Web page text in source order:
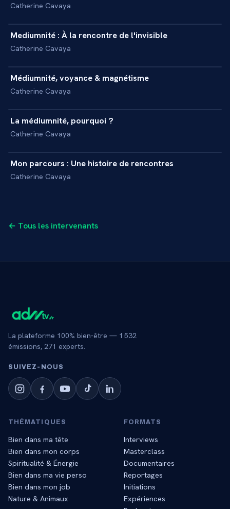
Catherine Cavaya
REPORTAGE
Mediumnité : À la rencontre de l'invisible
Catherine Cavaya
INTERVIEW
Médiumnité, voyance & magnétisme
Catherine Cavaya
INTERVIEW
La médiumnité, pourquoi ?
Catherine Cavaya
INTERVIEW
Mon parcours : Une histoire de rencontres
Catherine Cavaya
← Tous les intervenants
La plateforme 100% bien-être — 1 532
émissions, 271 experts.
SUIVEZ‑NOUS
THÉMATIQUES
Bien dans ma tête
Bien dans mon corps
Spiritualité & Énergie
Bien dans ma vie perso
Bien dans mon job
Nature & Animaux
FORMATS
Interviews
Masterclass
Documentaires
Reportages
Initiations
Expériences